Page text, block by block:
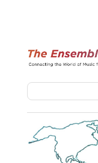
Search